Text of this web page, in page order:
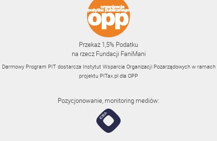
Przekaż 1,5% Podatku
na rzecz Fundacji FaniMani
Darmowy Program PIT dostarcza Instytut Wsparcia Organizacji Pozarządowych w ramach
projektu PITax.pl dla OPP
Pozycjonowanie, monitoring mediów: